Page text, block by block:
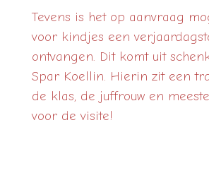
Tevens is het op aanvraag
voor kindjes een
ontvangen. Dit komt uit
Spar Koellin. Hierin zit een
de klas, de juffrouw en
voor de visite!